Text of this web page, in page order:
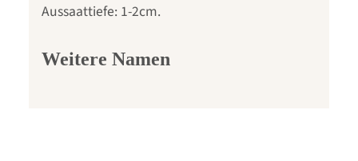
Aussaattiefe: 1-2cm.
Weitere Namen